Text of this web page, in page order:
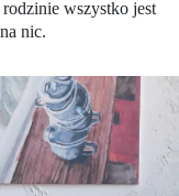
wszystko jest
nic.